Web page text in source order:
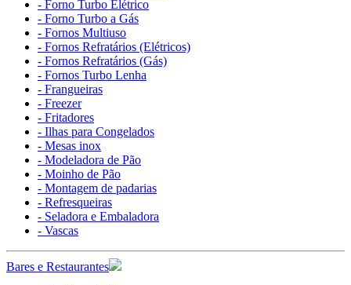
- Forno Turbo Elétrico
- Forno Turbo a Gás
- Fornos Multiuso
- Fornos Refratários (Elétricos)
- Fornos Refratários (Gás)
- Fornos Turbo Lenha
- Frangueiras
- Freezer
- Fritadores
- Ilhas para Congelados
- Mesas inox
- Modeladora de Pão
- Moinho de Pão
- Montagem de padarias
- Refresqueiras
- Seladora e Embaladora
- Vascas
Bares e Restaurantes